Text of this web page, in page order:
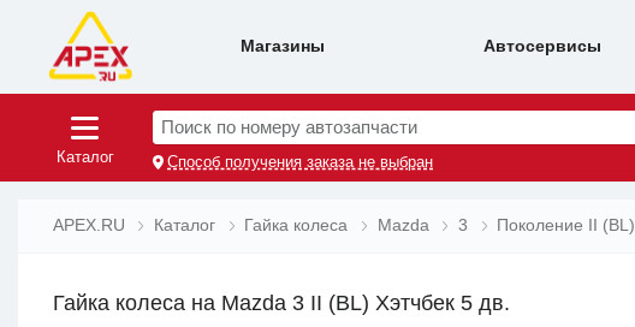
Магазины Автосервисы
Каталог
Поиск по номеру автозапчасти
Способ получения заказа не выбран
APEX.RU Каталог Гайка колеса Mazda 3 Поколение II (BL)
Гайка колеса на Mazda 3 II (BL) Хэтчбек 5 дв.